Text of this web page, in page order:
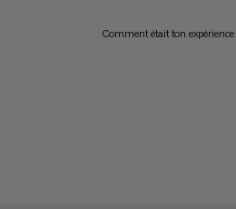
Comment était ton